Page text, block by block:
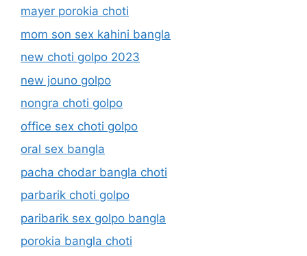
mayer porokia choti
mom son sex kahini bangla
new choti golpo 2023
new jouno golpo
nongra choti golpo
office sex choti golpo
oral sex bangla
pacha chodar bangla choti
parbarik choti golpo
paribarik sex golpo bangla
porokia bangla choti